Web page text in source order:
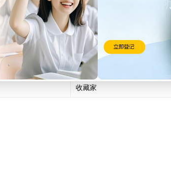
适用人群
初学学生
音乐学院学生
职业演奏家
收藏家